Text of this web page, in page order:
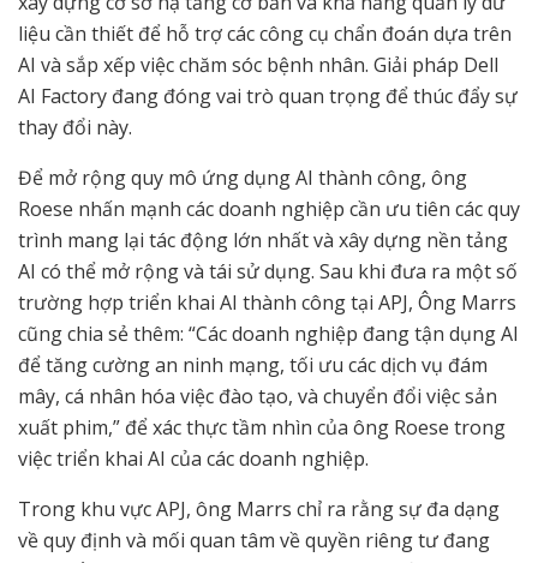
liệu cần thiết để hỗ trợ các công cụ chẩn đoán dựa trên
AI và sắp xếp việc chăm sóc bệnh nhân. Giải pháp Dell
AI Factory đang đóng vai trò quan trọng để thúc đẩy sự
thay đổi này.
Để mở rộng quy mô ứng dụng AI thành công, ông
Roese nhấn mạnh các doanh nghiệp cần ưu tiên các quy
trình mang lại tác động lớn nhất và xây dựng nền tảng
AI có thể mở rộng và tái sử dụng. Sau khi đưa ra một số
trường hợp triển khai AI thành công tại APJ, Ông Marrs
cũng chia sẻ thêm: “Các doanh nghiệp đang tận dụng AI
để tăng cường an ninh mạng, tối ưu các dịch vụ đám
mây, cá nhân hóa việc đào tạo, và chuyển đổi việc sản
xuất phim,” để xác thực tầm nhìn của ông Roese trong
việc triển khai AI của các doanh nghiệp.
Trong khu vực APJ, ông Marrs chỉ ra rằng sự đa dạng
về quy định và mối quan tâm về quyền riêng tư đang